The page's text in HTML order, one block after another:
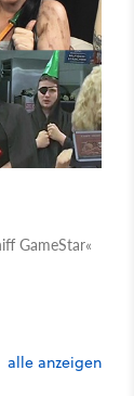
GameStar«
alle anzeigen